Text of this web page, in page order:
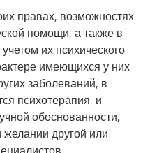
правах, возможностях
помощи, а также в
их психического
имеющихся у них
заболеваний, в
психотерапия, и
обоснованности,
другой или